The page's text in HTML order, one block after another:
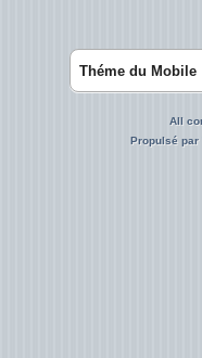
Théme du Mobile
All
Propulsé par